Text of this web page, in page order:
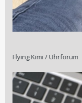
Flying Kimi / Uhrforum